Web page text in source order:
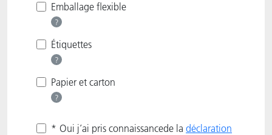
Emballage flexible
?
Étiquettes
?
Papier et carton
?
* Oui j’ai pris connaissancede la déclaration